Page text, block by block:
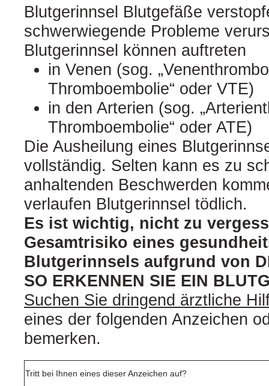
Blutgerinnsel Blutgefäße
schwerwiegende Probleme
Blutgerinnsel können auftreten
in Venen (sog.
Thromboembolie“ oder VTE)
in den Arterien (sog.
Thromboembolie“ oder ATE)
Die Ausheilung eines
vollständig. Selten kann es zu
anhaltenden Beschwerden
verlaufen Blutgerinnsel tödlich.
Es ist wichtig, nicht zu
Gesamtrisiko eines
Blutgerinnsels aufgrund von
SO ERKENNEN SIE EIN
Suchen Sie dringend ärztliche
eines der folgenden Anzeichen
bemerken.
Tritt bei Ihnen eines dieser Anzeichen auf?